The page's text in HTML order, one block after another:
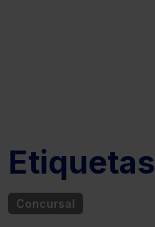
Etiquetas
Concursal